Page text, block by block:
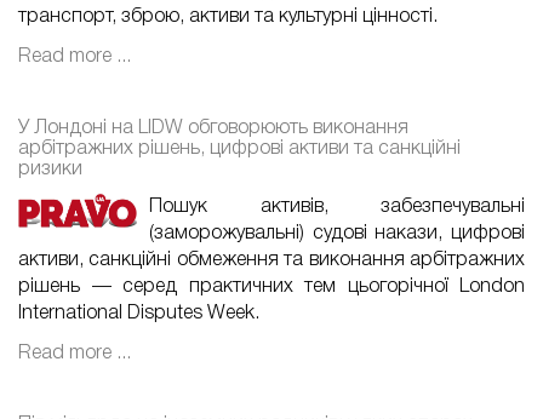
транспорт, зброю, активи та культурні цінності.
Read more ...
У Лондоні на LIDW обговорюють виконання
арбітражних рішень, цифрові активи та санкційні
ризики
Пошук активів, забезпечувальні
(заморожувальні) судові накази, цифрові
активи, санкційні обмеження та виконання арбітражних
рішень — серед практичних тем цьогорічної London
International Disputes Week.
Read more ...